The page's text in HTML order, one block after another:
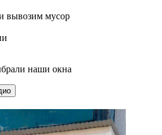
вывозим мусор
наши окна